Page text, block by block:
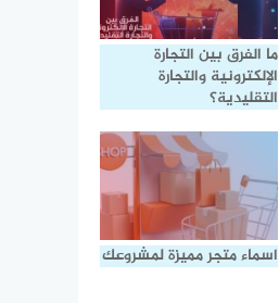
ما الفرق بين التجارة
الإلكترونية والتجارة
التقليدية؟
اسماء متجر مميزة لمشروعك